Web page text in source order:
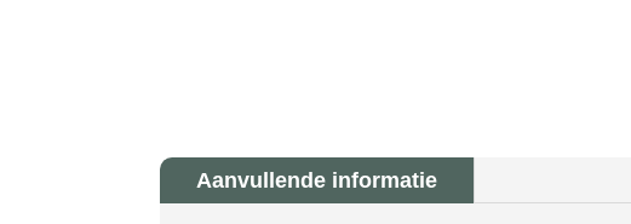
Aanvullende informatie